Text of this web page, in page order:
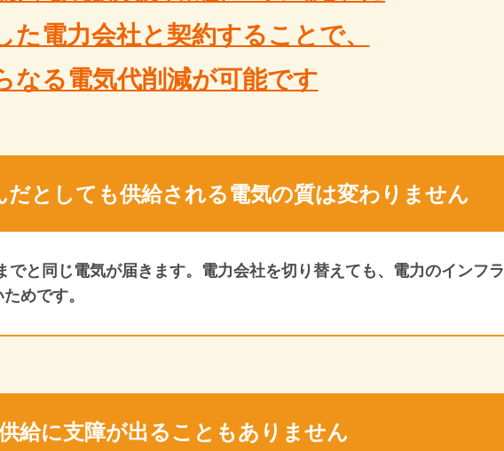
た電力会社と契約することで、
なる電気代削減が可能です
だとしても供給される電気の質は変わりません
でと同じ電気が届きます。電力会社を切り替えても、電力のインフラ
めです。
給に支障が出ることもありません